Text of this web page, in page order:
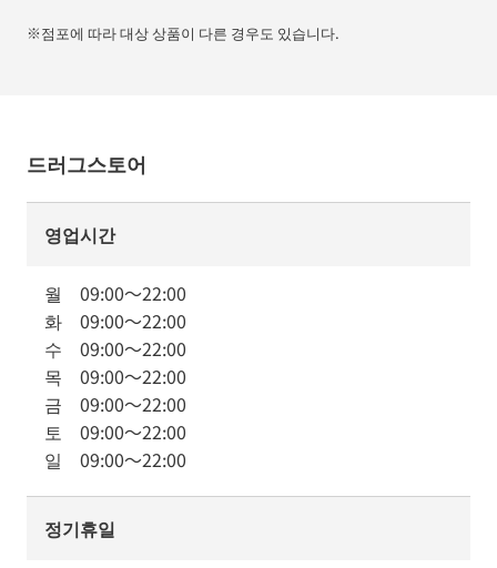
※점포에 따라 대상 상품이 다른 경우도 있습니다.
드러그스토어
영업시간
월 09:00～22:00
화 09:00～22:00
수 09:00～22:00
목 09:00～22:00
금 09:00～22:00
토 09:00～22:00
일 09:00～22:00
정기휴일